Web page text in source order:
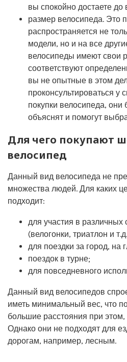
вы спокойно достаете до
размер велосипеда. Это
распространяется не
модели, но и на все
велосипеды имеют свои
соответствуют
вы не опытные в этом
проконсультироваться у
покупки велосипеда,
объяснят и помогут
Для чего покупают
велосипед
Данный вид велосипеда не
множества людей. Для каких
подходит:
для участия в различных
(велогонки, триатлон и
для поездки за город, на
поездок в турне;
для повседневного
Данный вид велосипедов
иметь минимальный вес, что
большие расстояния при этом,
Однако они не подходят для
дорогам, например, лесным.